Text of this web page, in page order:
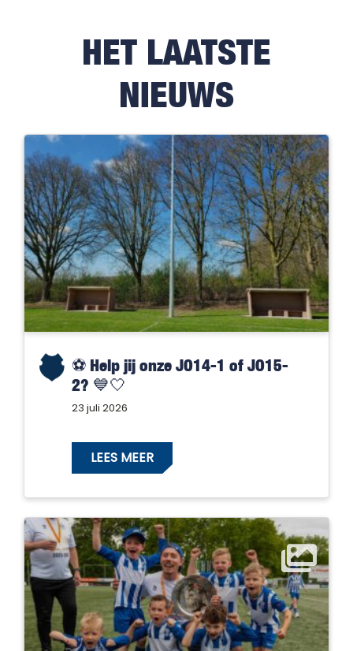
HET LAATSTE
NIEUWS
⚽️ Help jij onze JO14-1 of JO15-
2? 💙🤍
23 juli 2026
LEES MEER